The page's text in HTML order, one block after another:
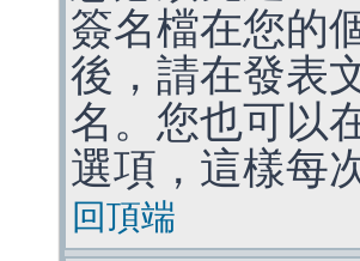
簽名檔在您的
後，請在發表
名。您也可以
選項，這樣每
回頂端